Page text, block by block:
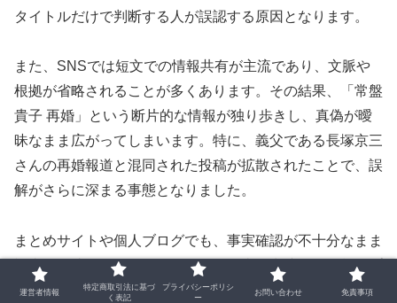
タイトルだけで判断する人が誤認する原因となります。
また、SNSでは短文での情報共有が主流であり、文脈や
根拠が省略されることが多くあります。その結果、「常盤
貴子 再婚」という断片的な情報が独り歩きし、真偽が曖
昧なまま広がってしまいます。特に、義父である長塚京三
さんの再婚報道と混同された投稿が拡散されたことで、誤
解がさらに深まる事態となりました。
まとめサイトや個人ブログでも、事実確認が不十分なまま
記事が作成されるケースがあり、過去の出演作や年齢、プ
ライベートの非公開性などを根拠に「再婚の可能性」とい
運営者情報
特定商取引法に基づ
く表記
プライバシーポリシ
ー
お問い合わせ 免責事項